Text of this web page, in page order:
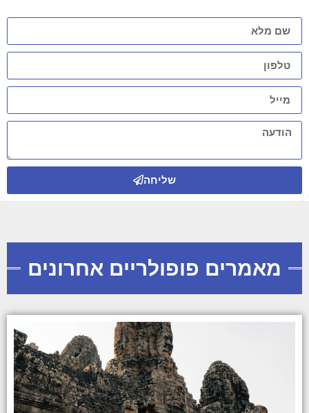
שליחה
מאמרים פופולריים אחרונים